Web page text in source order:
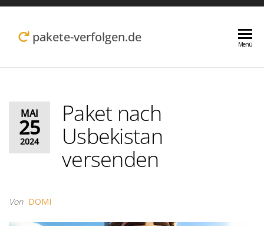
Zum
Inhalt pakete-verfolgen.de Menü
MAI
25
2024
Paket nach
Usbekistan
versenden
Von DOMI